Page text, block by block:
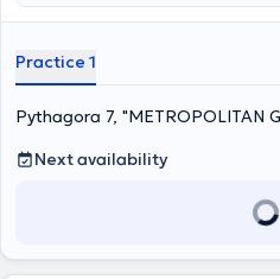
Practice 1
Pythagora 7, "METROPOLITAN
Next availability